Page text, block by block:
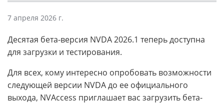
7 апреля 2026 г.
Десятая бета-версия NVDA 2026.1 теперь доступна
для загрузки и тестирования.
Для всех, кому интересно опробовать возможности
следующей версии NVDA до ее официального
выхода, NVAccess приглашает вас загрузить бета-